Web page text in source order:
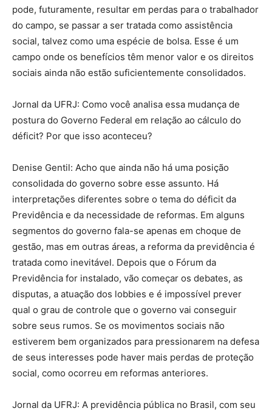
pode, futuramente, resultar em perdas para o trabalhador
do campo, se passar a ser tratada como assistência
social, talvez como uma espécie de bolsa. Esse é um
campo onde os benefícios têm menor valor e os direitos
sociais ainda não estão suficientemente consolidados.
Jornal da UFRJ: Como você analisa essa mudança de
postura do Governo Federal em relação ao cálculo do
déficit? Por que isso aconteceu?
Denise Gentil: Acho que ainda não há uma posição
consolidada do governo sobre esse assunto. Há
interpretações diferentes sobre o tema do déficit da
Previdência e da necessidade de reformas. Em alguns
segmentos do governo fala-se apenas em choque de
gestão, mas em outras áreas, a reforma da previdência é
tratada como inevitável. Depois que o Fórum da
Previdência for instalado, vão começar os debates, as
disputas, a atuação dos lobbies e é impossível prever
qual o grau de controle que o governo vai conseguir
sobre seus rumos. Se os movimentos sociais não
estiverem bem organizados para pressionarem na defesa
de seus interesses pode haver mais perdas de proteção
social, como ocorreu em reformas anteriores.
Jornal da UFRJ: A previdência pública no Brasil, com seu